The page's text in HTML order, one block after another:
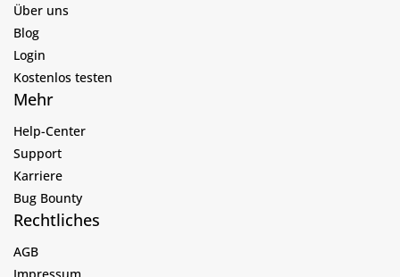
Über uns
Blog
Login
Kostenlos testen
Mehr
Help-Center
Support
Karriere
Bug Bounty
Rechtliches
AGB
Impressum